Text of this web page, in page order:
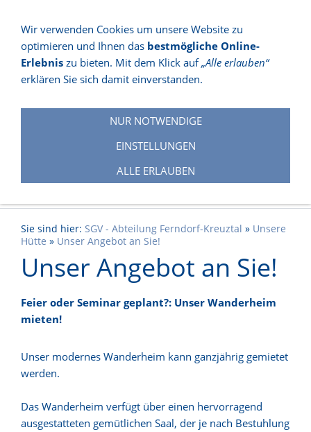
NAVIGATION EINBLENDEN
Sie sind hier: SGV - Abteilung Ferndorf-Kreuztal » Unsere
Hütte » Unser Angebot an Sie!
Unser Angebot an Sie!
Feier oder Seminar geplant?: Unser Wanderheim
mieten!
Unser modernes Wanderheim kann ganzjährig gemietet
werden.
Das Wanderheim verfügt über einen hervorragend
ausgestatteten gemütlichen Saal, der je nach Bestuhlung
Wir verwenden Cookies um unsere Website zu
optimieren und Ihnen das bestmögliche Online-
Erlebnis zu bieten. Mit dem Klick auf„Alle erlauben“
erklären Sie sich damit einverstanden.
NUR NOTWENDIGE
EINSTELLUNGEN
ALLE ERLAUBEN